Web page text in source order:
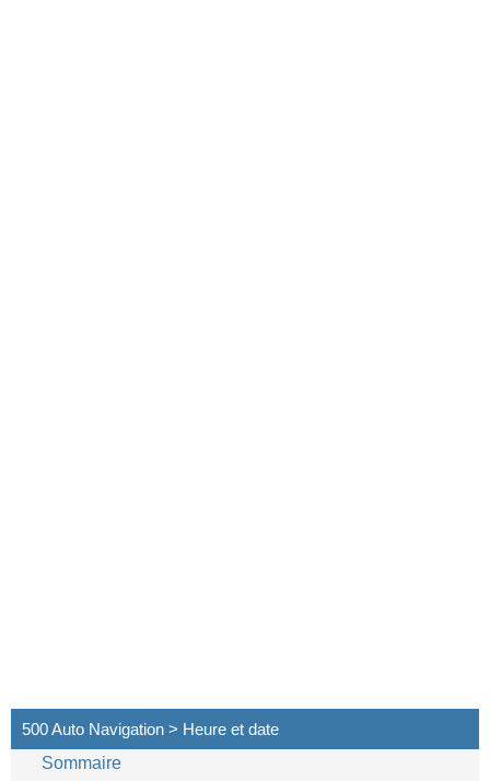
500 Auto Navigation > Heure et date
Sommaire